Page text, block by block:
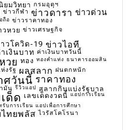
ยมวิทยา กรมอุตุฯ
ข่าวกีฬา ข่าวดารา ข่าวด่วน
ถือ ข่าวราคาทอง
วหวย ข่าวเศรษฐกิจ
วโควิด-19 ข่าวไอที
เงินบาท ค่าเงินบาทวันนี้
วย ทอง ทองคำแท่ง ธนาคารออมสิน
งรัฐ ผลสลาก ฝนตกหนัก
ศวันนี้ ราคาทอง
มัน รีวิวแอป สลากกินแบ่งรัฐบาล
ด็ด เลขเด็ดงวดนี้ แอปการเรียน
รับการเรียน แอปเพื่อการศึกษา
ทยพลัส ไวรัสโคโรนา